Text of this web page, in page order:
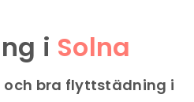
i Solna
och bra flyttstädning i